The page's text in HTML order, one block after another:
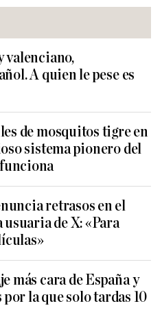
valenciano,
A quien le pese es
de mosquitos tigre en
sistema pionero del
retrasos en el
de X: «Para
más cara de España y
la que solo tardas 10